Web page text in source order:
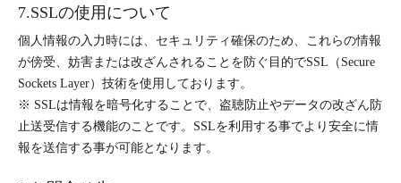
7.SSLの使用について
個人情報の入力時には、セキュリティ確保のため、これらの情報
が傍受、妨害または改ざんされることを防ぐ目的でSSL（Secure
Sockets Layer）技術を使用しております。
※ SSLは情報を暗号化することで、盗聴防止やデータの改ざん防
止送受信する機能のことです。SSLを利用する事でより安全に情
報を送信する事が可能となります。